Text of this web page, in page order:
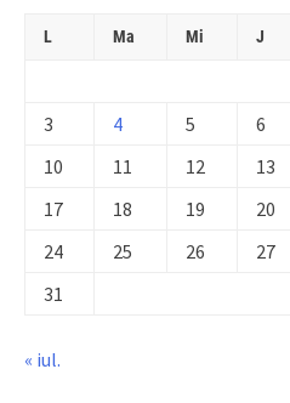
L Ma Mi J
3
4 5 6
10
11 12 13
17
18 19 20
24
25 26 27
31
« iul.